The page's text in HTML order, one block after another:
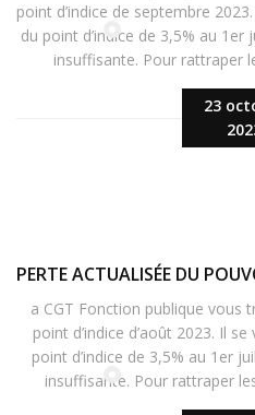
23
point d’indice de septembre
du point d’indice de 3,5% au
insuffisante. Pour rattraper
PERTE ACTUALISÉE DU
a CGT Fonction publique vous
point d’indice d’août 2023. Il
point d’indice de 3,5% au 1er
insuffisante. Pour rattraper